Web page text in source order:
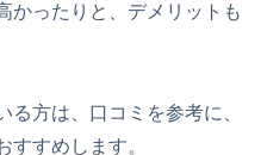
かったりと、デメリットも
る方は、口コミを参考に、
すすめします。